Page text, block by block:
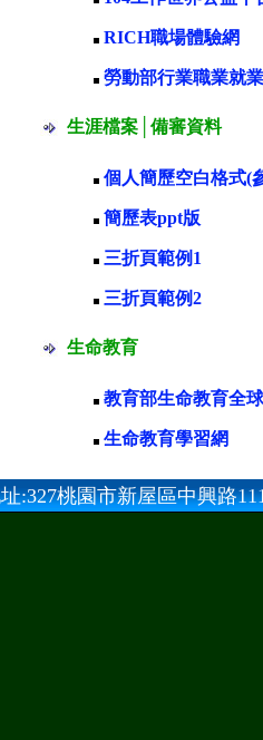
RICH職場體驗網
勞動部行業職業就
生涯檔案│備審資料
個人簡歷空白格式(
簡歷表ppt版
三折頁範例1
三折頁範例2
生命教育
教育部生命教育全
生命教育學習網
:327桃園市新屋區中興路